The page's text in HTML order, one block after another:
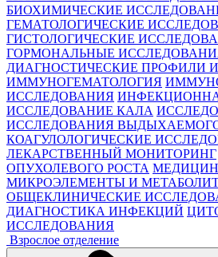
БИОХИМИЧЕСКИЕ
ГЕМАТОЛОГИЧЕСКИЕ
ГИСТОЛОГИЧЕСКИЕ
ГОРМОНАЛЬНЫЕ
ДИАГНОСТИЧЕСКИЕ ПРОФИЛИ
ИММУНОГЕМАТОЛОГИЯ
ИССЛЕДОВАНИЯ
ИССЛЕДОВАНИЕ КАЛА
ИССЛЕДОВАНИЯ
КОАГУЛОЛОГИЧЕСКИЕ
ЛЕКАРСТВЕННЫЙ МОНИТОРИНГ
ОПУХОЛЕВОГО РОСТА
МИКРОЭЛЕМЕНТЫ И
ОБЩЕКЛИНИЧЕСКИЕ
ДИАГНОСТИКА ИНФЕКЦИЙ
ИССЛЕДОВАНИЯ
Взрослое отделение